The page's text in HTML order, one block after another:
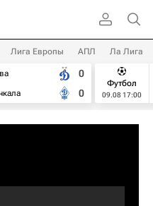
Лига Европы АПЛ Ла Лига
0
0
Футбол
09.08 17:00